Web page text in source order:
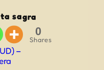
sagra
0
Shares
–